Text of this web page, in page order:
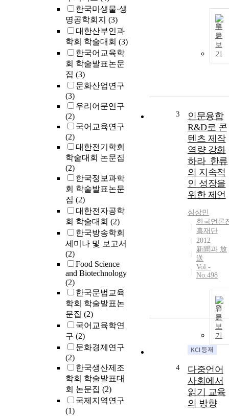
한국미생물·생
명공학회지 (3)
대한산부인과
학회 학술대회 (3)
한국어교육학
회 학술발표논문
집 (3)
문화산업연구
(3)
우리어문연구
(2)
국어교육연구
(2)
대한전기학회
학술대회 논문집
(2)
한국정보과학
회 학술발표논문
집 (2)
대한전자공학
회 학술대회 (2)
한국방송학회
세미나 및 보고서
(2)
Food Science
and Biotechnology
(2)
한국문법교육
학회 학술발표논
문집 (2)
국어교육학연
구 (2)
문화경제연구
(2)
한국생산제조
학회 학술발표대
회 논문집 (2)
국제지역연구
(1)
원
문
보
기
3
인문융합
R&D로 콘
텐츠 제작
역량 강화
하라_한류
의 지속적
인 성장을
위한 제언
심상민
한국언론
흥재단
2012
新聞과 放
送
Vol.-
No.498
원
문
보
기
4
다중언어
사회에서
읽기 교육
의 방향